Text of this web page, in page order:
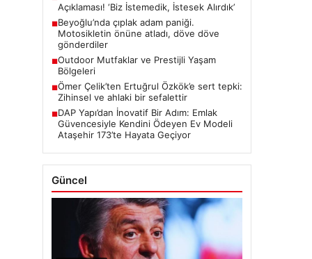
Açıklaması! ‘Biz İstemedik, İstesek Alırdık’
■Beyoğlu’nda çıplak adam paniği.
Motosikletin önüne atladı, döve döve
gönderdiler
■Outdoor Mutfaklar ve Prestijli Yaşam
Bölgeleri
■Ömer Çelik’ten Ertuğrul Özkök’e sert tepki:
Zihinsel ve ahlaki bir sefalettir
■DAP Yapı’dan İnovatif Bir Adım: Emlak
Güvencesiyle Kendini Ödeyen Ev Modeli
Ataşehir 173’te Hayata Geçiyor
Güncel